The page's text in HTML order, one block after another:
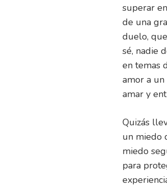
superar
de una
duelo,
sé, nadie
en temas
amor a
amar y
Quizás
un miedo
miedo
para